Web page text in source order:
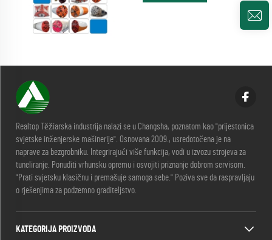
Realtop Těžiarska industrija nalazi se u Changsha, poznatom kao "prijestonica
svjetske inženjerske mašinerije". Osnovana 2009., usredotočena je na
naprave za bezgrobniku. Integrirajući više funkcija, vodi u izvozu strojeva za
tuneliranje. Ponuditi vrhunsku opremu i osvojiti priznanje dobrom servisom.
"Prati svjetsku klasičnu i premašuje samoga sebe." Poziva sve da raspravljaju
o rješenjima za podzemno graditeljstvo.
KATEGORIJA PROIZVODA